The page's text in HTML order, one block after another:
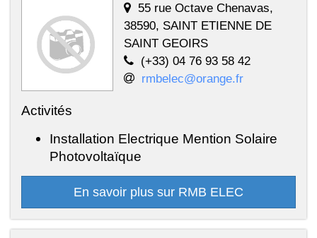
55 rue Octave Chenavas,
38590, SAINT ETIENNE DE
SAINT GEOIRS
(+33) 04 76 93 58 42
rmbelec@orange.fr
Activités
Installation Electrique Mention Solaire
Photovoltaïque
En savoir plus sur RMB ELEC